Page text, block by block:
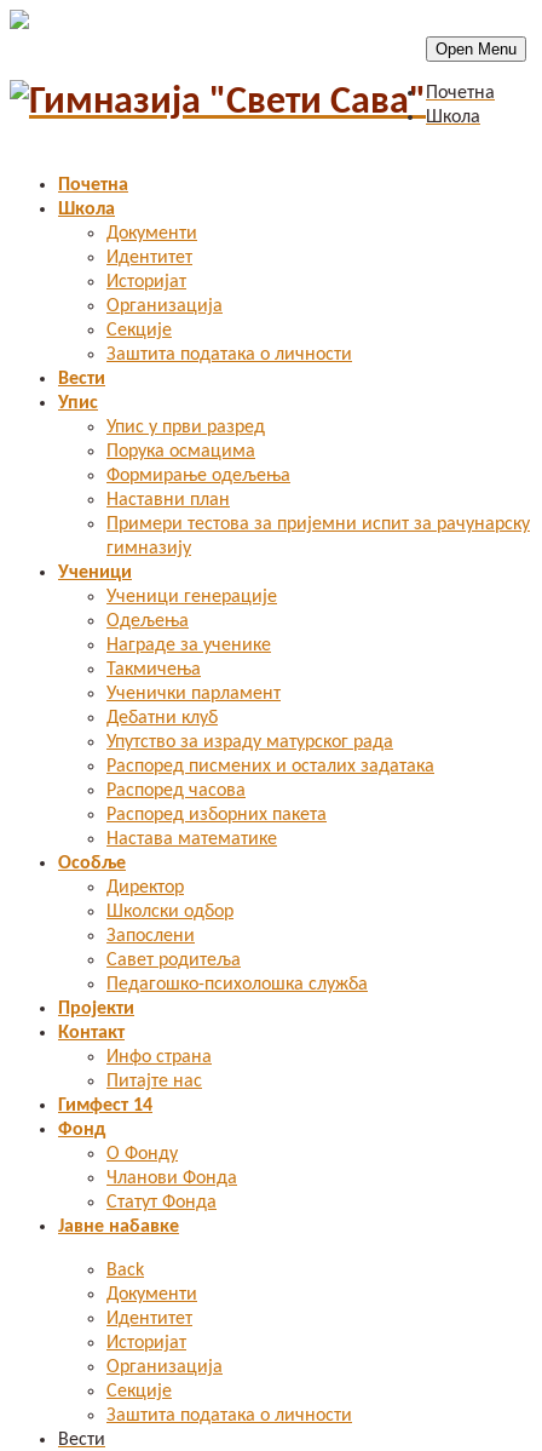
Почетна
Школа
Документи
Идентитет
Историјат
Организација
Секције
Заштита података о личности
Вести
Упис
Упис у први разред
Порука осмацима
Формирање одељења
Наставни план
Примери тестова за пријемни испит за рачунарску
гимназију
Ученици
Ученици генерације
Одељења
Награде за ученике
Такмичења
Ученички парламент
Дебатни клуб
Упутство за израду матурског рада
Распоред писмених и осталих задатака
Распоред часова
Распоред изборних пакета
Настава математике
Особље
Директор
Школски одбор
Запослени
Савет родитеља
Педагошко-психолошка служба
Пројекти
Контакт
Инфо страна
Питајте нас
Гимфест 14
Фонд
О Фонду
Чланови Фонда
Статут Фонда
Јавне набавке
Open Menu
Почетна
Школа
Back
Документи
Идентитет
Историјат
Организација
Секције
Заштита података о личности
Вести